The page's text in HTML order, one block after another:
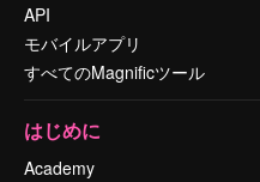
API
モバイルアプリ
すべてのMagnificツール
はじめに
Academy